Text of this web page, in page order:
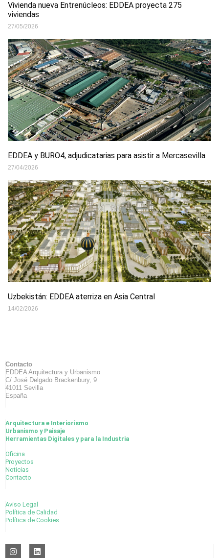
Vivienda nueva Entrenúcleos: EDDEA proyecta 275
viviendas
27/05/2026
EDDEA y BURO4, adjudicatarias para asistir a Mercasevilla
27/04/2026
Uzbekistán: EDDEA aterriza en Asia Central
14/02/2026
Contacto
EDDEA Arquitectura y Urbanismo
C/ José Delgado Brackenbury, 9
41011 Sevilla
España
Arquitectura e Interiorismo
Urbanismo y Paisaje
Herramientas Digitales y para la Industria
Oficina
Proyectos
Noticias
Contacto
Aviso Legal
Política de Calidad
Política de Cookies